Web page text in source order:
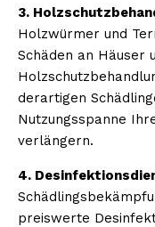
3.
Holzwürmer und
Schäden an Häuser
derartigen
Nutzungsspanne
verlängern.
4.
preiswerte